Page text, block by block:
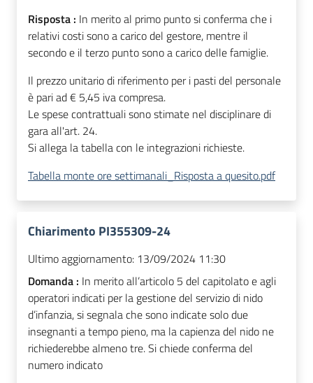
Risposta : In merito al primo punto si conferma che i
relativi costi sono a carico del gestore, mentre il
secondo e il terzo punto sono a carico delle famiglie.
Il prezzo unitario di riferimento per i pasti del personale
è pari ad € 5,45 iva compresa.
Le spese contrattuali sono stimate nel disciplinare di
gara all'art. 24.
Si allega la tabella con le integrazioni richieste.
Tabella monte ore settimanali_Risposta a quesito.pdf
Chiarimento PI355309-24
Ultimo aggiornamento: 13/09/2024 11:30
Domanda : In merito all’articolo 5 del capitolato e agli
operatori indicati per la gestione del servizio di nido
d’infanzia, si segnala che sono indicate solo due
insegnanti a tempo pieno, ma la capienza del nido ne
richiederebbe almeno tre. Si chiede conferma del
numero indicato